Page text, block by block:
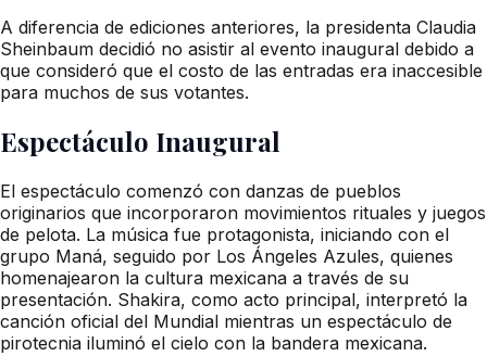
A diferencia de ediciones anteriores, la presidenta Claudia
Sheinbaum decidió no asistir al evento inaugural debido a
que consideró que el costo de las entradas era inaccesible
para muchos de sus votantes.
Espectáculo Inaugural
El espectáculo comenzó con danzas de pueblos
originarios que incorporaron movimientos rituales y juegos
de pelota. La música fue protagonista, iniciando con el
grupo Maná, seguido por Los Ángeles Azules, quienes
homenajearon la cultura mexicana a través de su
presentación. Shakira, como acto principal, interpretó la
canción oficial del Mundial mientras un espectáculo de
pirotecnia iluminó el cielo con la bandera mexicana.